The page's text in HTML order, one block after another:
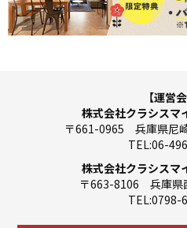
【運営
株式会社クラシスマ
〒661-0965 兵庫県尼
TEL:06-
株式会社クラシスマ
〒663-8106 兵庫県
TEL:0798-